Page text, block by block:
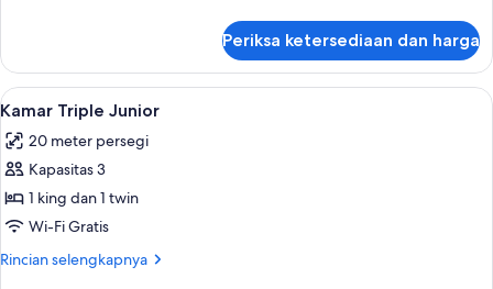
Kamar
Double
Junior
Periksa ketersediaan dan harga
Lihat
semua
foto
untuk
Kamar
Triple
Junior
Meja kerja, setrika/meja setrika, Wi-
5
Kamar Triple Junior
20 meter persegi
Kapasitas 3
1 king dan 1 twin
Wi-Fi Gratis
Rincian selengkapnya
Rincian